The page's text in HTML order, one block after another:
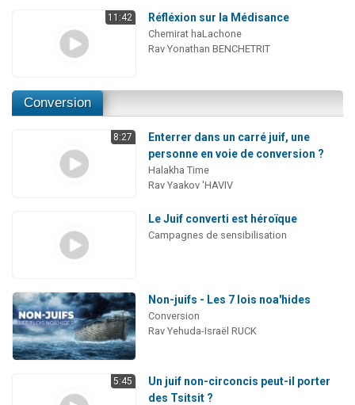
11:42 Réfléxion sur la Médisance
Chemirat haLachone
Rav Yonathan BENCHETRIT
Conversion
8:27
Enterrer dans un carré juif, une
personne en voie de conversion ?
Halakha Time
Rav Yaakov 'HAVIV
Le Juif converti est héroïque
Campagnes de sensibilisation
Non-juifs - Les 7 lois noa'hides
Conversion
Rav Yehuda-Israël RUCK
5:45
Un juif non-circoncis peut-il porter
des Tsitsit ?